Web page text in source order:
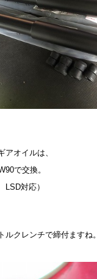
アオイルは、
で交換。
対応）
ルクレンチで締付ますね。